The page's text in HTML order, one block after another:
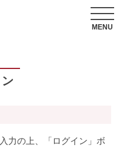
MENU
力の上、「ログイン」ボ